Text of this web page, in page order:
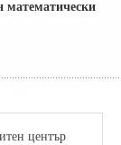
математически
център